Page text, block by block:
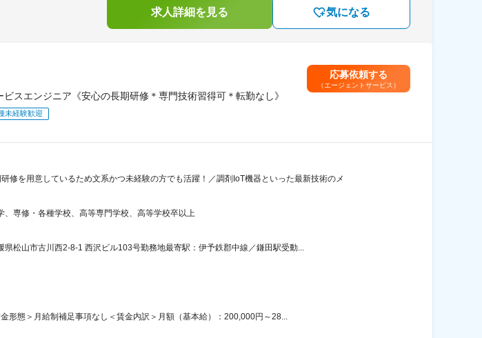
求人詳細を見る 気になる
スエンジニア《安心の長期研修＊専門技術習得可＊転勤なし》
未経験歓迎
応募依頼する
（エージェントサービス）
を用意しているため文系かつ未経験の方でも活躍！／調剤IoT機器といった最新技術のメ
、専修・各種学校、高等専門学校、高等学校卒以上
県松山市古川西2-8-1 西沢ビル103号勤務地最寄駅：伊予鉄郡中線／鎌田駅受動...
形態＞月給制補足事項なし＜賃金内訳＞月額（基本給）：200,000円～28...